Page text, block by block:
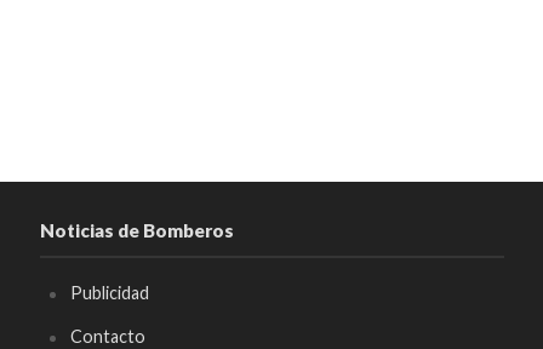
Noticias de Bomberos
Publicidad
Contacto